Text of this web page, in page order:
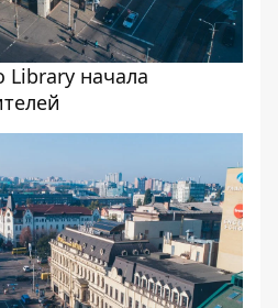
Library начала